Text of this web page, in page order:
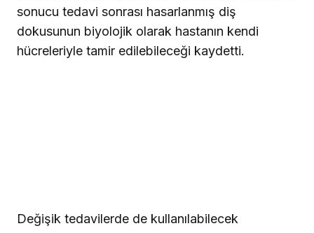
sonucu tedavi sonrası hasarlanmış diş
dokusunun biyolojik olarak hastanın kendi
hücreleriyle tamir edilebileceği kaydetti.
Değişik tedavilerde de kullanılabilecek